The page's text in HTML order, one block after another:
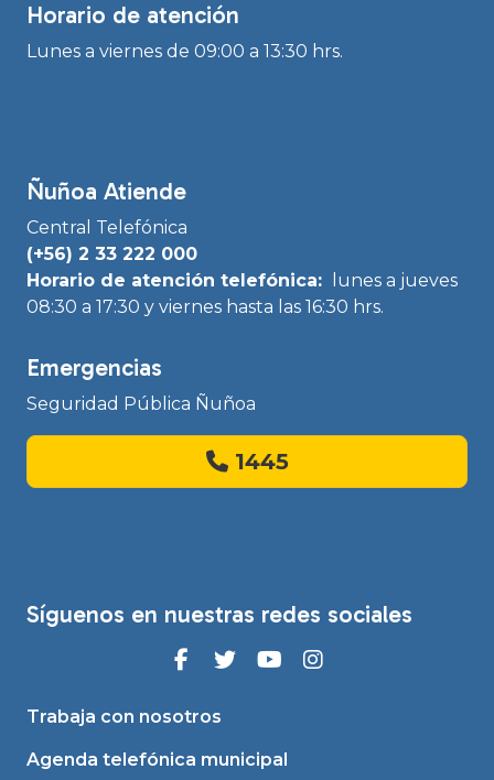
Horario de atención
Lunes a viernes de 09:00 a 13:30 hrs.
Ñuñoa Atiende
Central Telefónica
(+56) 2 33 222 000
Horario de atención telefónica:
lunes a jueves
08:30 a 17:30 y viernes hasta las 16:30 hrs.
Emergencias
Seguridad Pública Ñuñoa
1445
Síguenos en nuestras redes sociales
Trabaja con nosotros
Agenda telefónica municipal